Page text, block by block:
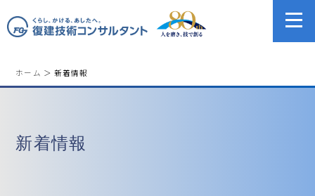
ホーム ＞ 新着情報
新着情報